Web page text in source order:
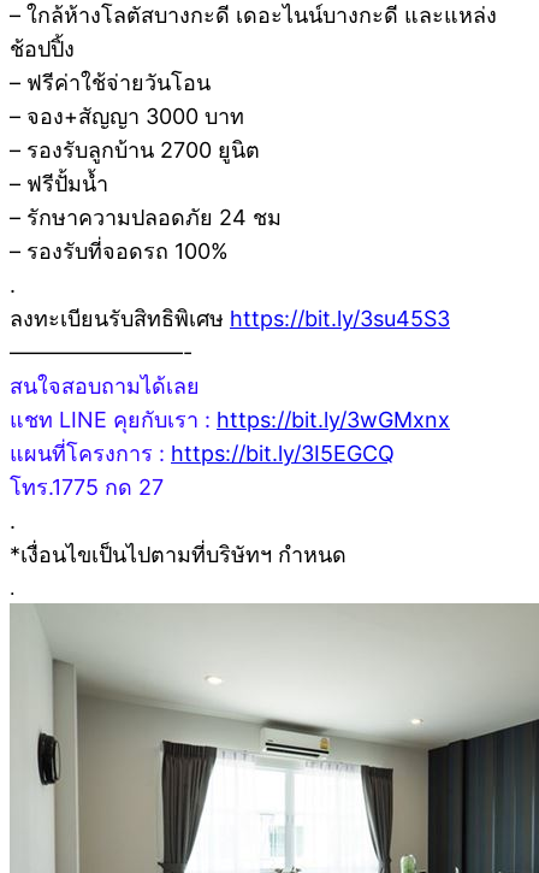
– ใกล้ห้างโลตัสบางกะดี เดอะไนน์บางกะดี และแหล่ง
ช้อปปิ้ง
– ฟรีค่าใช้จ่ายวันโอน
– จอง+สัญญา 3000 บาท
– รองรับลูกบ้าน 2700 ยูนิต
– ฟรีปั้มน้ำ
– รักษาความปลอดภัย 24 ชม
– รองรับที่จอดรถ 100%
.
ลงทะเบียนรับสิทธิพิเศษ https://bit.ly/3su45S3
————————-
สนใจสอบถามได้เลย
แชท LINE คุยกับเรา : https://bit.ly/3wGMxnx
แผนที่โครงการ : https://bit.ly/3I5EGCQ
โทร.1775 กด 27
.
*เงื่อนไขเป็นไปตามที่บริษัทฯ กำหนด
.